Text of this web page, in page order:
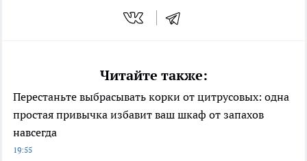
Читайте также:
Перестаньте выбрасывать корки от цитрусовых: одна
простая привычка избавит ваш шкаф от запахов
навсегда
19:55